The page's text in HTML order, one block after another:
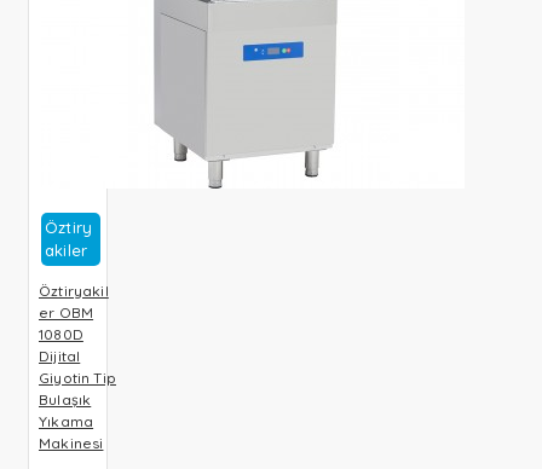
Öztiry
Akiler
Öztiryakil
er OBM
1080D
Dijital
Giyotin Tip
Bulaşık
Yıkama
Makinesi